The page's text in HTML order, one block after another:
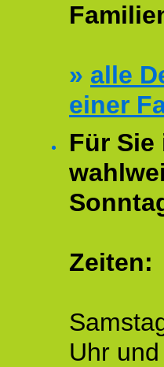
» alle
einer
Für
Zeiten:
Uhr